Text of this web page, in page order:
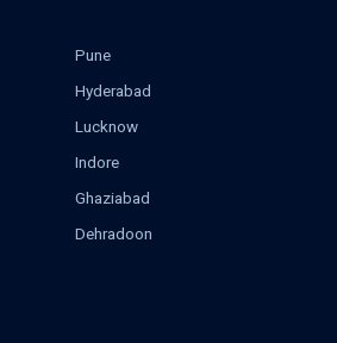
Pune
Hyderabad
Lucknow
Indore
Ghaziabad
Dehradoon